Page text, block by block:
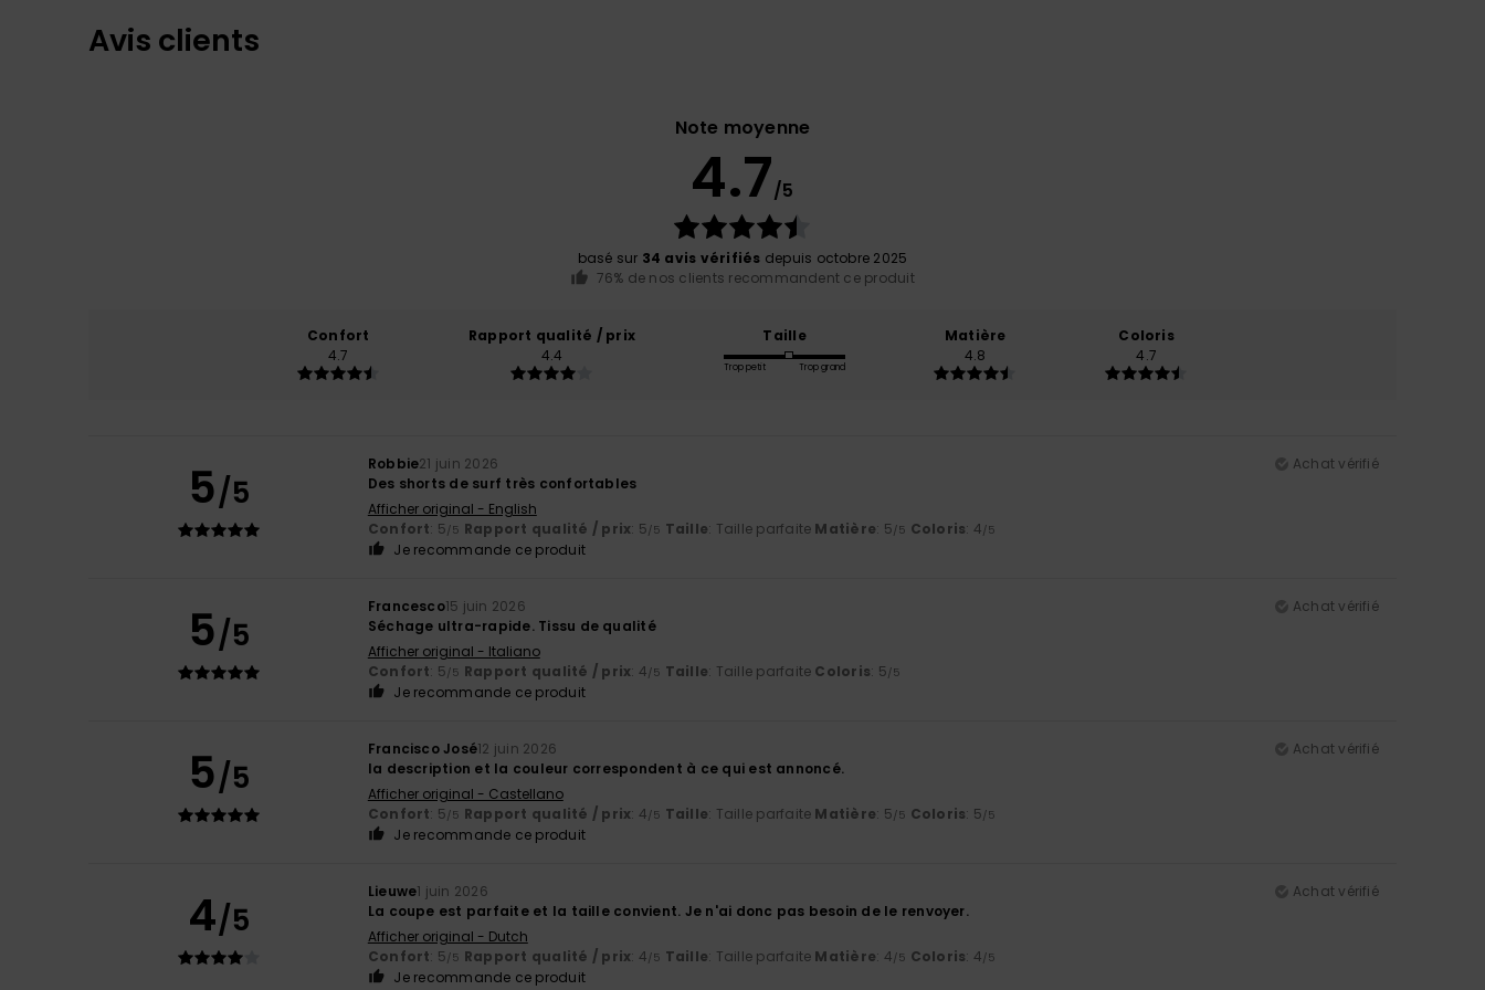
Avis clients
Note moyenne
4.7/5
basé sur 34 avis vérifiés depuis octobre 2025
76% de nos clients recommandent ce produit
Confort
4.7
Rapport qualité / prix
4.4
Taille
Trop petit Trop grand
Matière
4.8
Coloris
4.7
5/5
Robbie21 juin 2026
Achat vérifié
Des shorts de surf très confortables
Afficher original - English
Confort: 5/5 Rapport qualité / prix: 5/5 Taille: Taille parfaite Matière: 5/5 Coloris: 4/5
Je recommande ce produit
5/5
Francesco15 juin 2026
Achat vérifié
Séchage ultra-rapide. Tissu de qualité
Afficher original - Italiano
Confort: 5/5 Rapport qualité / prix: 4/5 Taille: Taille parfaite Coloris: 5/5
Je recommande ce produit
5/5
Francisco José12 juin 2026
Achat vérifié
la description et la couleur correspondent à ce qui est annoncé.
Afficher original - Castellano
Confort: 5/5 Rapport qualité / prix: 4/5 Taille: Taille parfaite Matière: 5/5 Coloris: 5/5
Je recommande ce produit
4/5
Lieuwe1 juin 2026
Achat vérifié
La coupe est parfaite et la taille convient. Je n'ai donc pas besoin de le renvoyer.
Afficher original - Dutch
Confort: 5/5 Rapport qualité / prix: 4/5 Taille: Taille parfaite Matière: 4/5 Coloris: 4/5
Je recommande ce produit